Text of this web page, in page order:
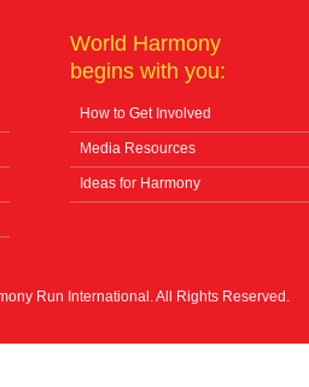
World Harmony
begins with you:
How to Get Involved
Media Resources
Ideas for Harmony
Run International. All Rights Reserved.